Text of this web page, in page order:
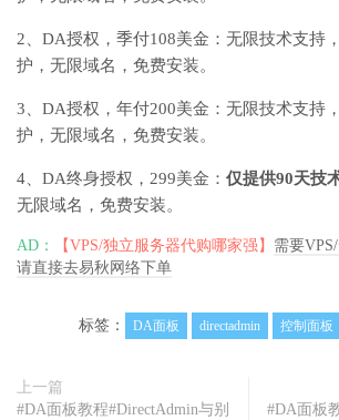
2、DA授权，季付108美金：无限技术支持
护，无限域名，免费安装。
3、DA授权，年付200美金：无限技术支持
护，无限域名，免费安装。
4、DA终身授权，299美金： 仅提供90天技
无限域名，免费安装。
AD： 【VPS/独立服务器代购哪家强】 需要
请直接去易秋网络下单
标签： DA面板 directadmin 控制面板
上一篇
#DA面板教程#DirectAdmin与别
#DA面板